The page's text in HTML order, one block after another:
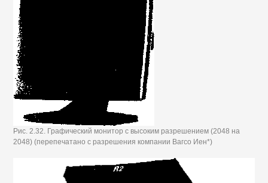
Рис. 2.32. Графический монитор с высоким разрешением (2048 на
2048) (перепечатано с разрешения компании Вагсо Иен*)